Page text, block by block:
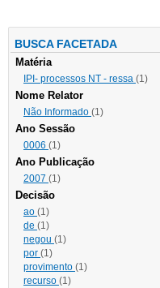
BUSCA FACETADA
Matéria
IPI- processos NT - ressa (1)
Nome Relator
Não Informado (1)
Ano Sessão
0006 (1)
Ano Publicação
2007 (1)
Decisão
ao (1)
de (1)
negou (1)
por (1)
provimento (1)
recurso (1)